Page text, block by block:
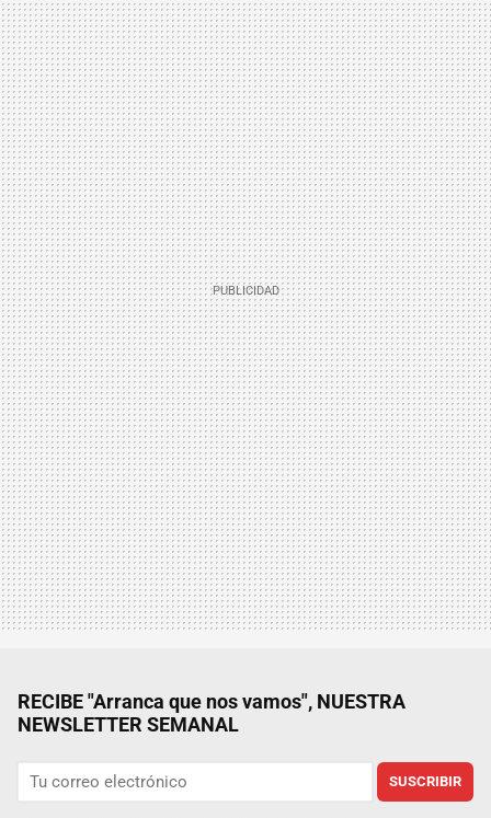
RECIBE "Arranca que nos vamos", NUESTRA
NEWSLETTER SEMANAL
SUSCRIBIR